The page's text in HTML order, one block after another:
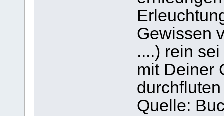
Gewissen
....) rein
mit Deiner
Quelle: